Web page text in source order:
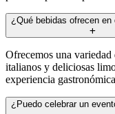
¿Qué bebidas ofrecen en
Ofrecemos una variedad
italianos y deliciosas
experiencia
¿Puedo celebrar un